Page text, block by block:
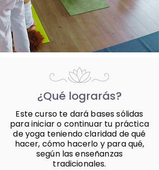
¿Qué lograrás?
Este curso te dará bases sólidas
para iniciar o continuar tu práctica
de yoga teniendo claridad de qué
hacer, cómo hacerlo y para qué,
según las enseñanzas
tradicionales.